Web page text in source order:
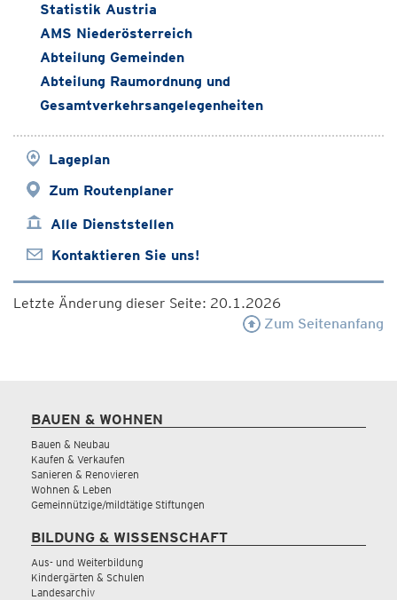
Statistik Austria
AMS Niederösterreich
Abteilung Gemeinden
Abteilung Raumordnung und
Gesamtverkehrsangelegenheiten
Lageplan
Zum Routenplaner
Alle Dienststellen
Kontaktieren Sie uns!
Letzte Änderung dieser Seite: 20.1.2026
Zum Seitenanfang
BAUEN & WOHNEN
Bauen & Neubau
Kaufen & Verkaufen
Sanieren & Renovieren
Wohnen & Leben
Gemeinnützige/mildtätige Stiftungen
BILDUNG & WISSENSCHAFT
Aus- und Weiterbildung
Kindergärten & Schulen
Landesarchiv